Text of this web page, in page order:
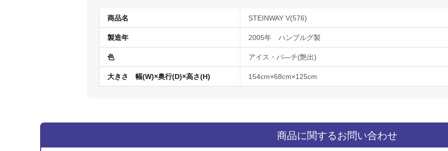
商品名 STEINWAY V(576)
製造年 2005年 ハンブルグ製
色 アイス・バ―チ(艶出)
大きさ 幅(W)×奥行(D)×高さ(H) 154cm×68cm×125cm
商品に関するお問い合わせ